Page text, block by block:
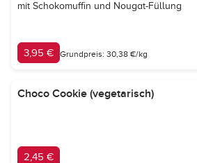
mit Schokomuffin und Nougat-Füllung
3,95 € Grundpreis: 30,38 €/kg
Choco Cookie (vegetarisch)
2,45 €